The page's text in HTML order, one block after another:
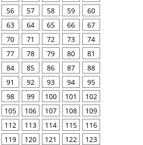
56 57 58 59
60
63 64 65 66
67
70 71 72 73
74
77 78 79 80
81
84 85 86 87
88
91 92 93 94
95
98 99 100 101
102
105 106 107 108
109
112 113 114 115
116
119 120 121 122
123